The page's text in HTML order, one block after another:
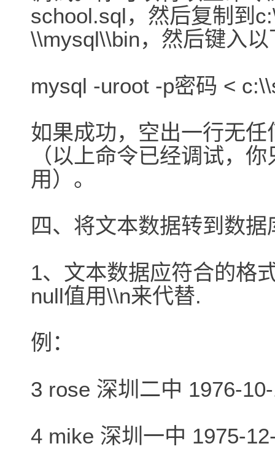
school.sql，然后复制到
\\mysql\\bin，然后键入
mysql -uroot -p密码 <
如果成功，空出一行无
（以上命令已经调试，
用）。
四、将文本数据转到数据
1、文本数据应符合的格
null值用\\n来代替.
例：
3 rose 深圳二中 1976-
4 mike 深圳一中 1975-